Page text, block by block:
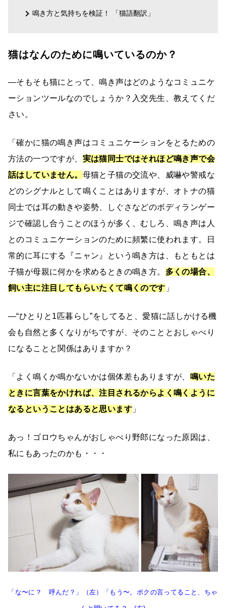
鳴き方と気持ちを検証！ 「猫語翻訳」
猫はなんのために鳴いているのか？
―そもそも猫にとって、鳴き声はどのようなコミュニケ
ーションツールなのでしょうか？入交先生、教えてくだ
さい。
「確かに猫の鳴き声はコミュニケーションをとるための
方法の一つですが、 実は猫同士ではそれほど鳴き声で会
話はしていません。 母猫と子猫の交流や、威嚇や警戒な
どのシグナルとして鳴くことはありますが、オトナの猫
同士では耳の動きや姿勢、しぐさなどのボディランゲー
ジで確認し合うことのほうが多く、むしろ、鳴き声は人
とのコミュニケーションのために頻繁に使われます。日
常的に耳にする『ニャン』という鳴き方は、もともとは
子猫が母親に何かを求めるときの鳴き方。 多くの場合、
飼い主に注目してもらいたくて鳴くのです 」
―“ひとりと1匹暮らし”をしてると、愛猫に話しかける機
会も自然と多くなりがちですが、そのこととおしゃべり
になることと関係はありますか？
「よく鳴くか鳴かないかは個体差もありますが、 鳴いた
ときに言葉をかければ、注目されるからよく鳴くように
なるということはあると思います 」
あっ！ゴロウちゃんがおしゃべり野郎になった原因は、
私にもあったのかも・・・
「な〜に？ 呼んだ？」（左）「もう〜。ボクの言ってること、ちゃ